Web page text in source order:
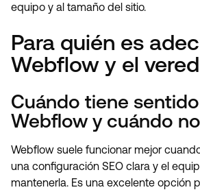
equipo y al tamaño del sitio.
Para quién es
Webflow y el
Cuándo tiene
Webflow y cuándo no
Webflow suele funcionar mejor
una configuración SEO clara y el
mantenerla. Es una excelente opción